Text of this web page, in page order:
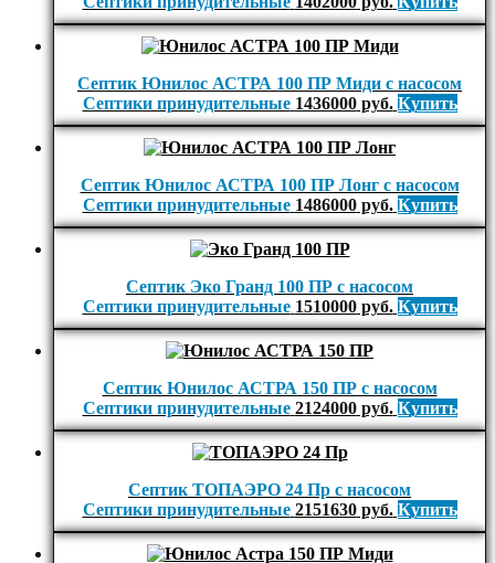
Септик Юнилос АСТРА 100 ПР Миди с насосом
Септики принудительные 1436000руб. Купить
Септик Юнилос АСТРА 100 ПР Лонг с насосом
Септики принудительные 1486000руб. Купить
Септик Эко Гранд 100 ПР с насосом
Септики принудительные 1510000руб. Купить
Септик Юнилос АСТРА 150 ПР с насосом
Септики принудительные 2124000руб. Купить
Септик ТОПАЭРО 24 Пр с насосом
Септики принудительные 2151630руб. Купить